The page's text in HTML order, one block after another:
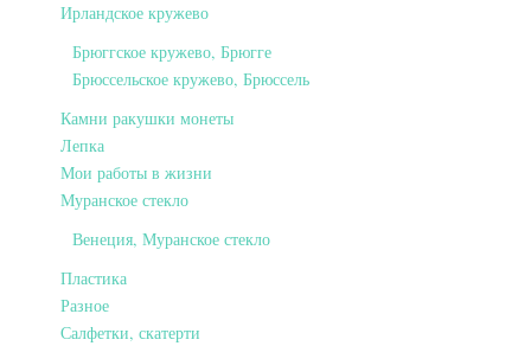
Ирландское кружево
Брюггское кружево, Брюгге
Брюссельское кружево, Брюссель
Камни ракушки монеты
Лепка
Мои работы в жизни
Муранское стекло
Венеция, Муранское стекло
Пластика
Разное
Салфетки, скатерти